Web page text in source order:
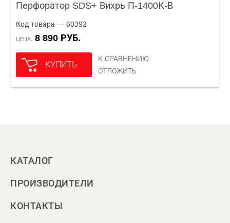
Перфоратор SDS+ Вихрь П-1400К-В
Код товара — 60392
ЦЕНА 8 890 РУБ.
КУПИТЬ
К СРАВНЕНИЮ
ОТЛОЖИТЬ
КАТАЛОГ
ПРОИЗВОДИТЕЛИ
КОНТАКТЫ